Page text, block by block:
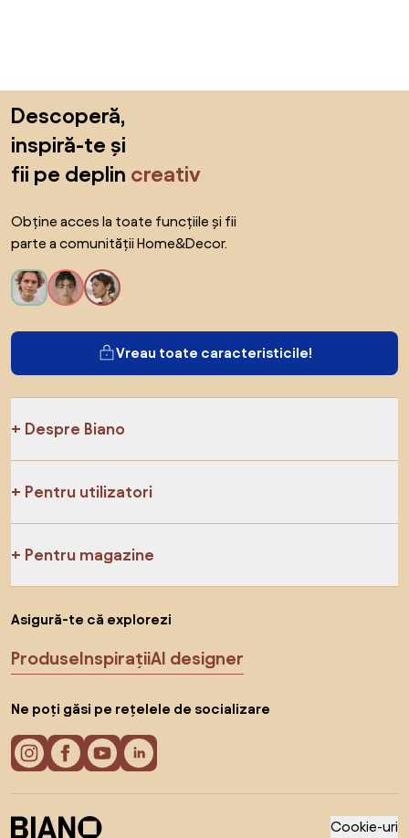
Descoperă,
inspiră-te și
fii pe deplin creativ
Obține acces la toate funcțiile și fii
parte a comunității Home&Decor.
Vreau toate caracteristicile!
Despre Biano
Pentru utilizatori
Pentru magazine
Asigură-te că explorezi
ProduseInspirațiiAI designer
Ne poți găsi pe rețelele de socializare
Cookie-uri